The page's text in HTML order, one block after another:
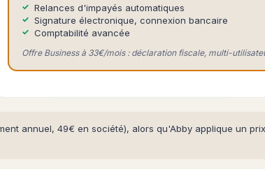
Relances d'impayés automatiques
Signature électronique, connexion bancaire
Comptabilité avancée
Offre Business à 33€/mois : déclaration fiscale, multi-
annuel, 49€ en société), alors qu'Abby applique un